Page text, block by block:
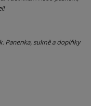
Panenka, sukně a doplňky